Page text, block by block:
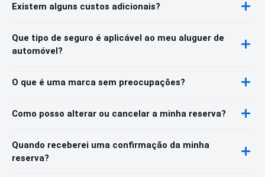
Existem alguns custos adicionais?
Que tipo de seguro é aplicável ao meu aluguer de
automóvel?
O que é uma marca sem preocupações?
Como posso alterar ou cancelar a minha reserva?
Quando receberei uma confirmação da minha
reserva?